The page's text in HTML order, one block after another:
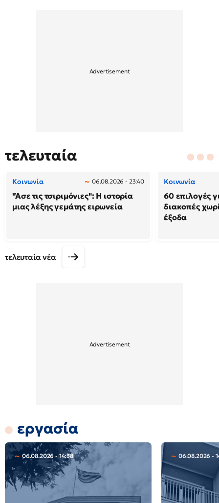
τελευταία
Κοινωνία 06.08.2026 - 23:40
"Άσε τις τσιριμόνιες": Η ιστορία
μιας λέξης γεμάτης ειρωνεία
Κοινωνία
60 επιλογές
διακοπές
έξοδα
τελευταία νέα
εργασία
06.08.2026 - 14:38 06.08.2026 -